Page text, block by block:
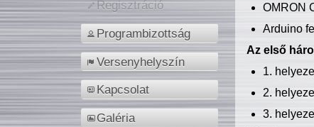
Regisztráció
Programbizottság
Versenyhelyszín
Kapcsolat
Galéria
OMRON
Arduino
Az első
1.
2.
3.